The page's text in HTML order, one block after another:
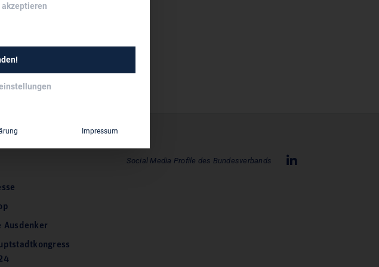
Social Media Profile des Bundesverbands
Ausdenker
akzeptieren
Impressum